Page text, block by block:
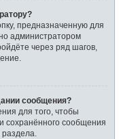
предназначенную для
администратором
через ряд шагов,
сообщения?
для того, чтобы
сохранённого сообщения